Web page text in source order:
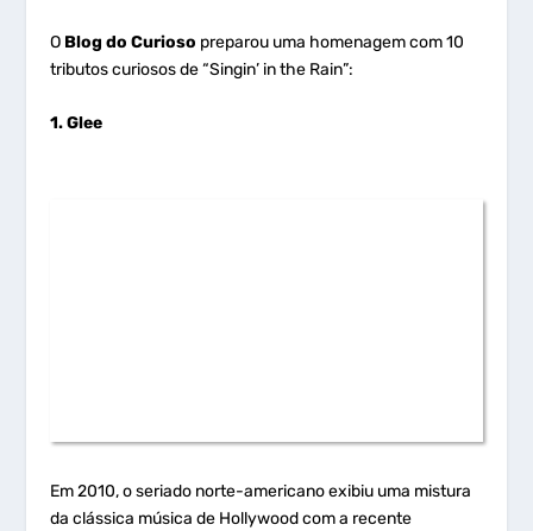
O Blog do Curioso preparou uma homenagem com 10
tributos curiosos de “Singin’ in the Rain”:
1. Glee
Em 2010, o seriado norte-americano exibiu uma mistura
da clássica música de Hollywood com a recente